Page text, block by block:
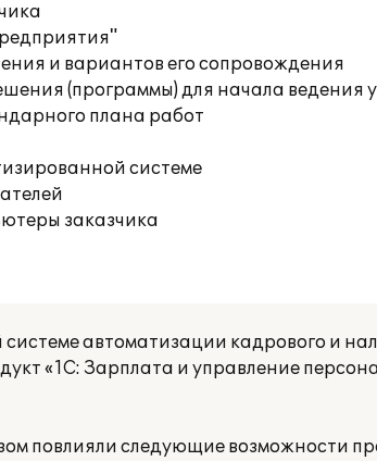
и вариантов его сопровождения
(программы) для начала ведения
плана работ
системе
заказчика
автоматизации кадрового и
«1С: Зарплата и управление
повлияли следующие возможности